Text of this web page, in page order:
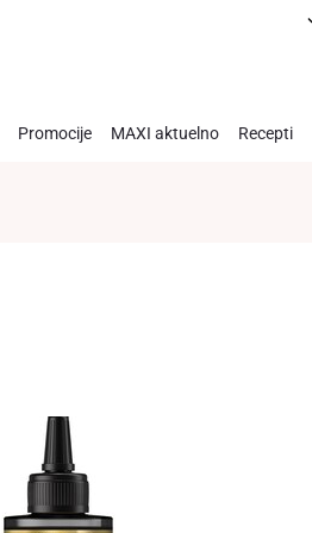
Promocije MAXI aktuelno Recepti